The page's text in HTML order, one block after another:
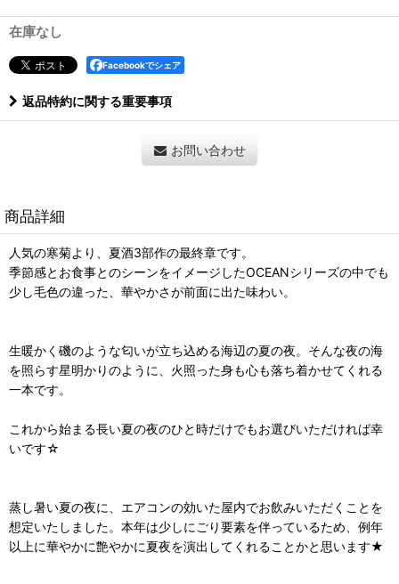
在庫なし
Facebookでシェア
返品特約に関する重要事項
お問い合わせ
商品詳細
人気の寒菊より、夏酒3部作の最終章です。
季節感とお食事とのシーンをイメージしたOCEANシリーズの中でも
少し毛色の違った、華やかさが前面に出た味わい。
生暖かく磯のような匂いが立ち込める海辺の夏の夜。そんな夜の海
を照らす星明かりのように、火照った身も心も落ち着かせてくれる
一本です。
これから始まる長い夏の夜のひと時だけでもお選びいただければ幸
いです☆
蒸し暑い夏の夜に、エアコンの効いた屋内でお飲みいただくことを
想定いたしました。本年は少しにごり要素を伴っているため、例年
以上に華やかに艶やかに夏夜を演出してくれることかと思います★